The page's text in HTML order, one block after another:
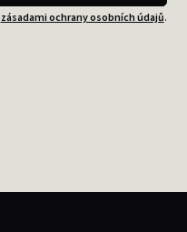
zásadami ochrany osobních údajů.